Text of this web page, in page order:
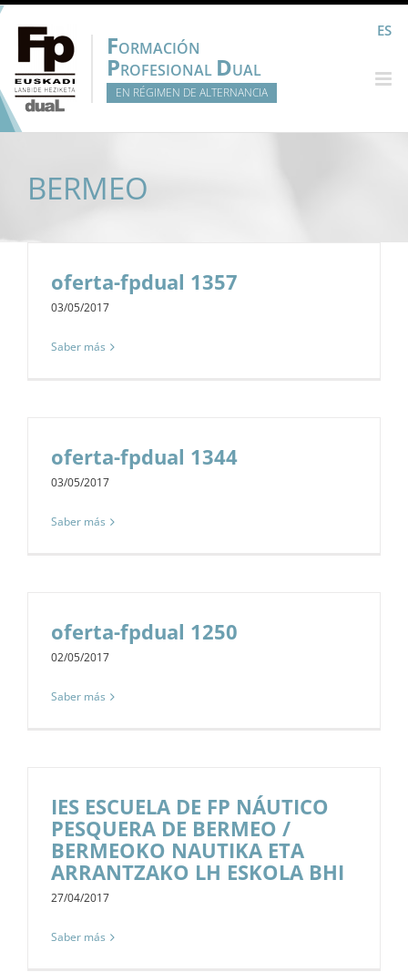
Saltar
contenido
ES
FORMACIÓN
PROFESIONAL DUAL
EN RÉGIMEN DE ALTERNANCIA
BERMEO
oferta-fpdual 1357
03/05/2017
Saber más
oferta-fpdual 1344
03/05/2017
Saber más
oferta-fpdual 1250
02/05/2017
Saber más
IES ESCUELA DE FP NÁUTICO
PESQUERA DE BERMEO /
BERMEOKO NAUTIKA ETA
ARRANTZAKO LH ESKOLA BHI
27/04/2017
Saber más